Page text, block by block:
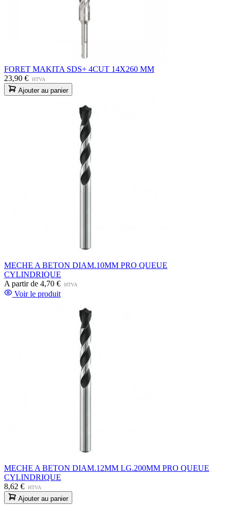
FORET MAKITA SDS+ 4CUT 14X260 MM
23,90 €
HTVA
Ajouter au panier
MECHE A BETON DIAM.10MM PRO QUEUE
CYLINDRIQUE
A partir de 4,70 € HTVA
Voir le produit
MECHE A BETON DIAM.12MM LG.200MM PRO QUEUE
CYLINDRIQUE
8,62 €
HTVA
Ajouter au panier